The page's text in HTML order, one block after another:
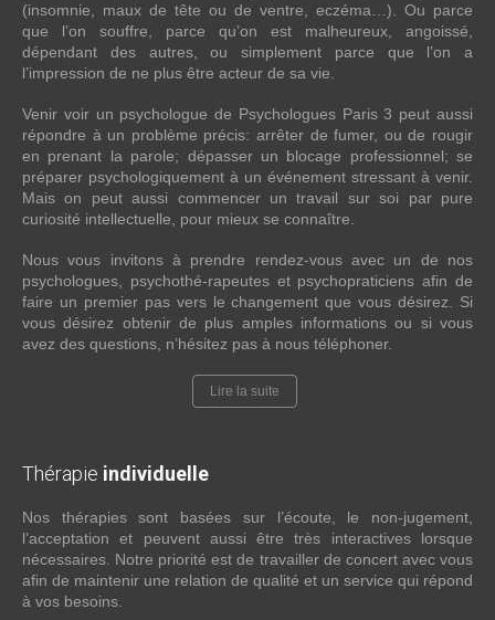
(insomnie, maux de tête ou de ventre, eczéma…). Ou parce
que l’on souffre, parce qu’on est malheureux, angoissé,
dépendant des autres, ou simplement parce que l’on a
l’impression de ne plus être acteur de sa vie.
Venir voir un psychologue de Psychologues Paris 3 peut aussi
répondre à un problème précis: arrêter de fumer, ou de rougir
en prenant la parole; dépasser un blocage professionnel; se
préparer psychologiquement à un événement stressant à venir.
Mais on peut aussi commencer un travail sur soi par pure
curiosité intellectuelle, pour mieux se connaître.
Nous vous invitons à prendre rendez-vous avec un de nos
psychologues, psychothé-rapeutes et psychopraticiens afin de
faire un premier pas vers le changement que vous désirez. Si
vous désirez obtenir de plus amples informations ou si vous
avez des questions, n’hésitez pas à nous téléphoner.
Lire la suite
Thérapie individuelle
Nos thérapies sont basées sur l’écoute, le non-jugement,
l’acceptation et peuvent aussi être très interactives lorsque
nécessaires. Notre priorité est de travailler de concert avec vous
afin de maintenir une relation de qualité et un service qui répond
à vos besoins.